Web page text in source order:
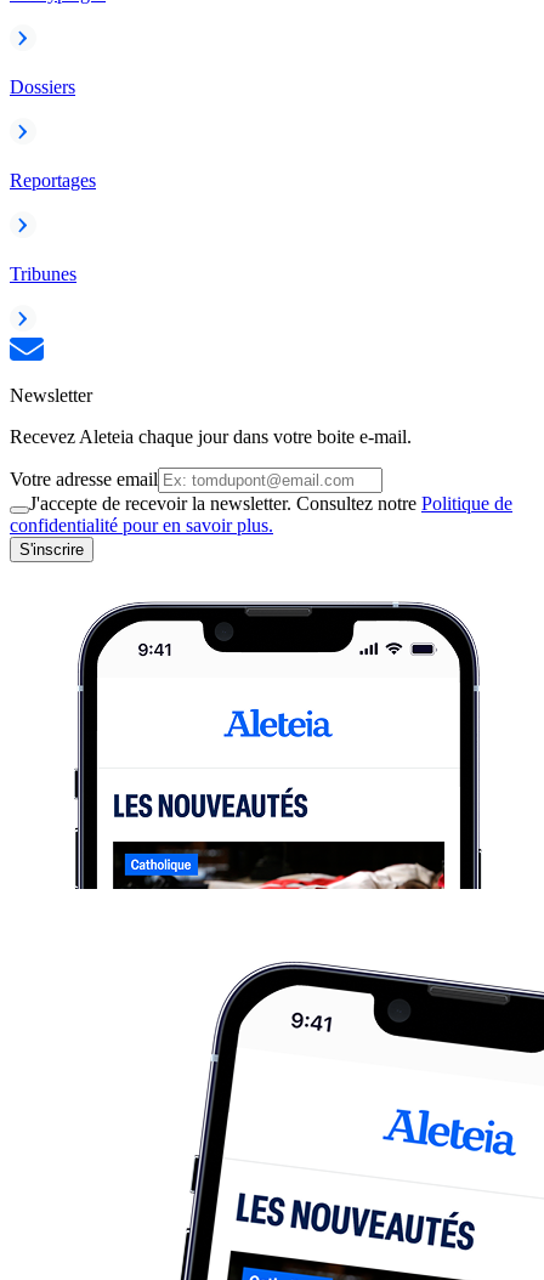
Dossiers
Reportages
Tribunes
Newsletter
Recevez Aleteia chaque jour dans votre boite e-mail.
Votre adresse email
J'accepte de recevoir la newsletter. Consultez notre Politique de
confidentialité pour en savoir plus.
S'inscrire